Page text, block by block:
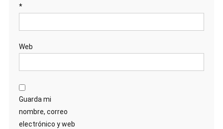
*
Web
Guarda mi
nombre, correo
electrónico y web